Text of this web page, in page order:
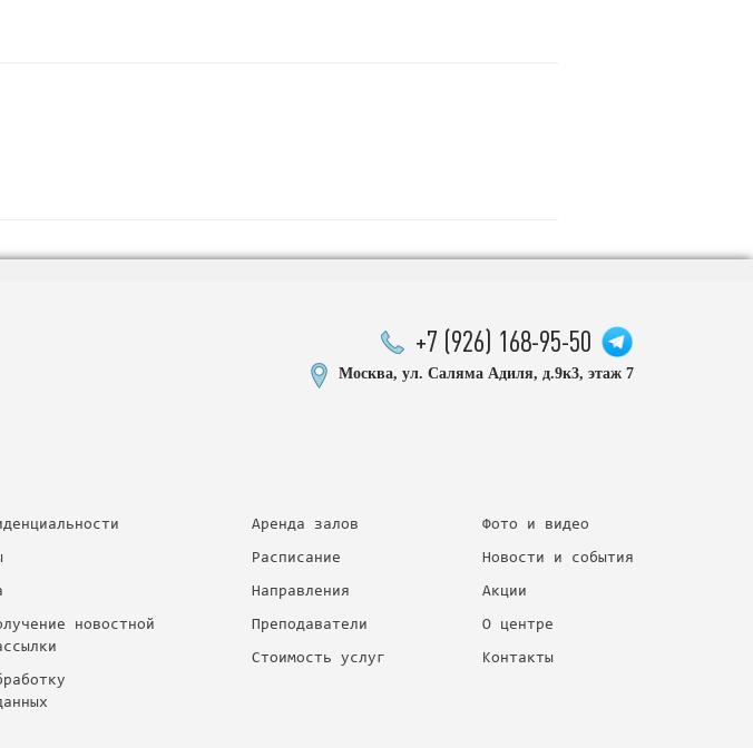
+7 (926) 168-95-50
Москва, ул. Саляма Адиля, д.9к3, этаж 7
новостной
Аренда залов
Расписание
Направления
Преподаватели
Стоимость услуг
Фото и видео
Новости и события
Акции
О центре
Контакты